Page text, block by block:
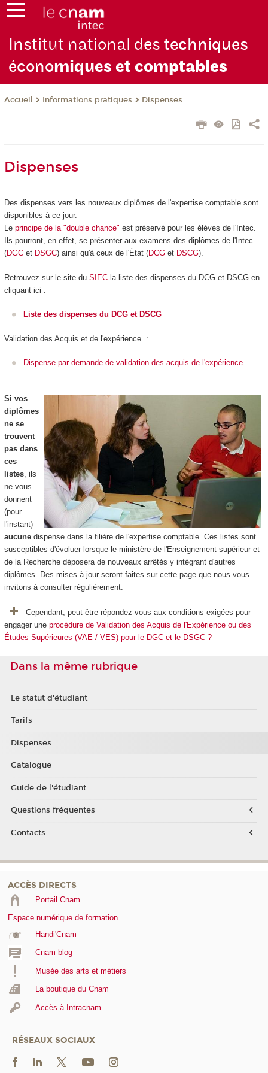
Institut national destechniques
économiques et comptables
Accueil Informations pratiques Dispenses
Dispenses
Des dispenses vers les nouveaux diplômes de l'expertise comptable sont
disponibles à ce jour.
Le principe de la "double chance" est préservé pour les élèves de l'Intec.
Ils pourront, en effet, se présenter aux examens des diplômes de l'Intec
(DGCet DSGC) ainsi qu'à ceux de l'État (DCGet DSCG).
Retrouvez sur le site du SIECla liste des dispenses du DCG et DSCG en
cliquant ici :
Liste des dispenses du DCG et DSCG
Validation des Acquis et de l'expérience :
Dispense par demande de validation des acquis de l'expérience
Si vos
diplômes
ne se
trouvent
pas dans
ces
listes, ils
ne vous
donnent
(pour
l'instant)
aucunedispense dans la filière de l'expertise comptable. Ces listes sont
susceptibles d'évoluer lorsque le ministère de l'Enseignement supérieur et
de la Recherche déposera de nouveaux arrêtés y intégrant d'autres
diplômes. Des mises à jour seront faites sur cette page que nous vous
invitons à consulter régulièrement.
Cependant, peut-être répondez-vous aux conditions exigées pour
engager une procédure de Validation des Acquis de l'Expérience ou des
Études Supérieures (VAE / VES) pour le DGC et le DSGC ?
Dans la même rubrique
Le statut d'étudiant
Tarifs
Dispenses
Catalogue
Guide de l'étudiant
Questions fréquentes
Contacts
ACCÈS DIRECTS
Portail Cnam
Espace numérique de formation
Handi'Cnam
Cnam blog
Musée des arts et métiers
La boutique du Cnam
Accès à Intracnam
RÉSEAUX SOCIAUX